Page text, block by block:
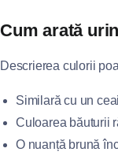
Cum arată
Descrierea culorii
Similară cu un
Culoarea băuturii
O nuanță brună